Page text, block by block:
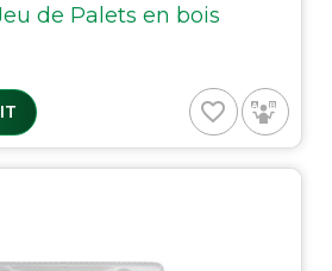
de Palets en bois
favorite_border